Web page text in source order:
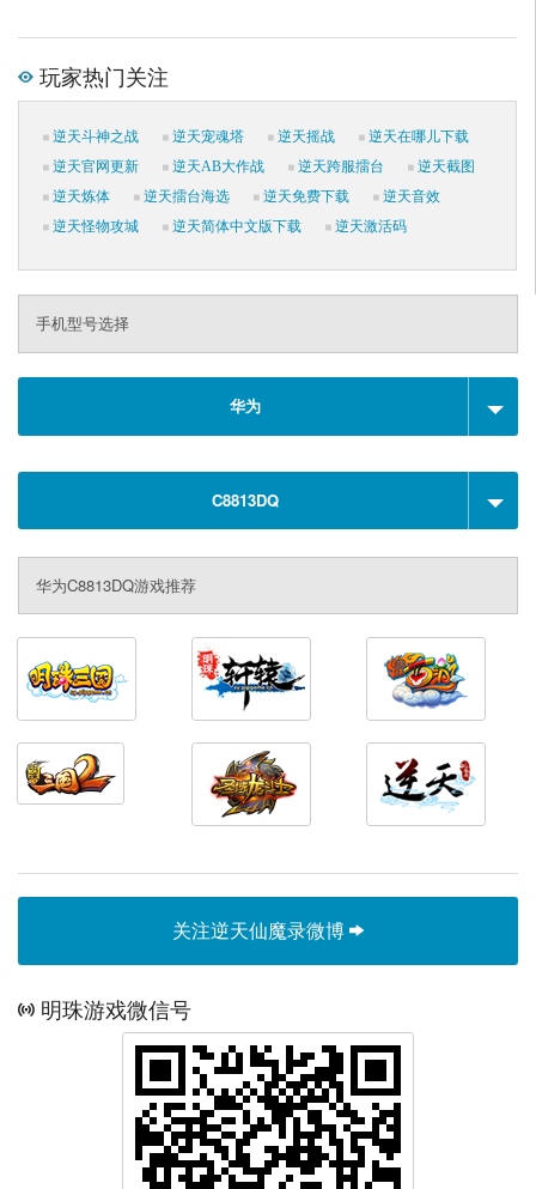
玩家热门关注
逆天斗神之战 逆天宠魂塔 逆天摇战
逆天在哪儿下载
逆天官网更新
逆天AB大作战 逆天跨服擂台
逆天截图
逆天炼体
逆天擂台海选 逆天免费下载
逆天音效
逆天怪物攻城
逆天简体中文版下载 逆天激活码
手机型号选择
华为
C8813DQ
华为C8813DQ游戏推荐
关注逆天仙魔录微博
明珠游戏微信号